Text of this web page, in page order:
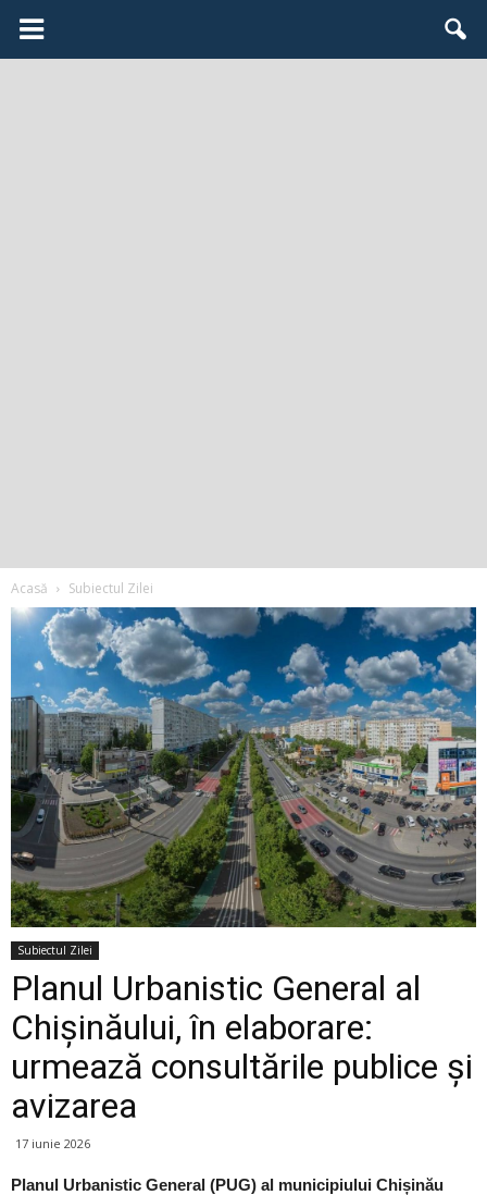
Acasă Subiectul Zilei
Subiectul Zilei
Planul Urbanistic General al
Chișinăului, în elaborare:
urmează consultările publice și
avizarea
17 iunie 2026
Planul Urbanistic General (PUG) al municipiului Chișinău